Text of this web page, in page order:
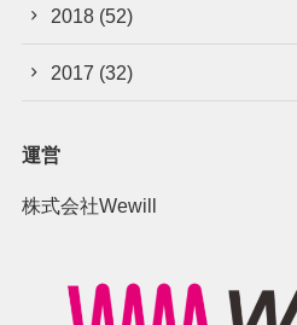
2018 (52)
2017 (32)
運営
株式会社Wewill